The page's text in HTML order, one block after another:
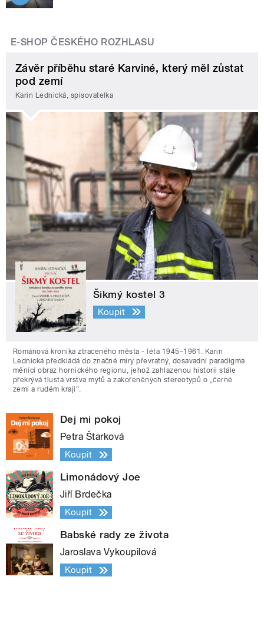
E-SHOP ČESKÉHO ROZHLASU
Závěr příběhu staré Karviné, který měl zůstat
pod zemí
Karin Lednická, spisovatelka
Šikmý kostel 3
Koupit
Románová kronika ztraceného města - léta 1945–1961. Karin
Lednická předkládá do značné míry převratný, dosavadní paradigma
měnící obraz hornického regionu, jehož zahlazenou historii stále
překrývá tlustá vrstva mýtů a zakořeněných stereotypů o „černé
zemi a rudém kraji“.
Dej mi pokoj
Petra Štarková
Koupit
Limonádový Joe
Jiří Brdečka
Koupit
Babské rady ze života
Jaroslava Vykoupilová
Koupit